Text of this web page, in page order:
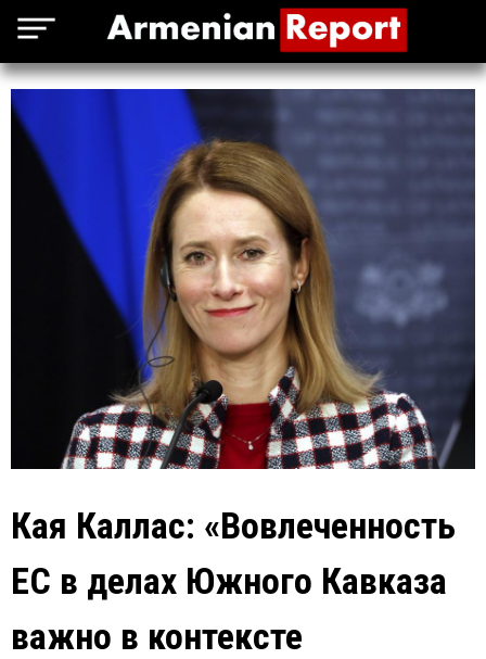
Кая Каллас: «Вовлеченность
ЕС в делах Южного Кавказа
важно в контексте